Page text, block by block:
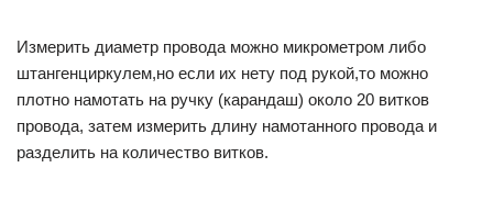
Измерить диаметр провода можно микрометром либо
штангенциркулем,но если их нету под рукой,то можно
плотно намотать на ручку (карандаш) около 20 витков
провода, затем измерить длину намотанного провода и
разделить на количество витков.